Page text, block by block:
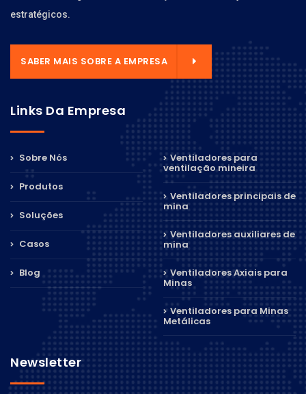
estratégicos.
SABER MAIS SOBRE A EMPRESA
Links Da Empresa
Sobre Nós
Produtos
Soluções
Casos
Blog
Ventiladores para
ventilação mineira
Ventiladores principais de
mina
Ventiladores auxiliares de
mina
Ventiladores Axiais para
Minas
Ventiladores para Minas
Metálicas
Newsletter